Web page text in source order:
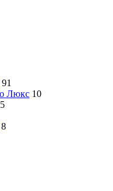
91
Люкс 10
8